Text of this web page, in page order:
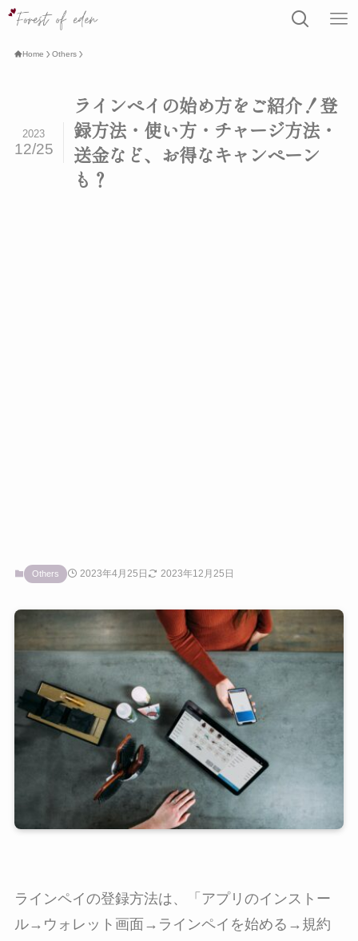
Home Others
ラインペイの始め方をご紹介！登
録方法・使い方・チャージ方法・
送金など、お得なキャンペーン
も？
2023
12/25
Others 2023年4月25日 2023年12月25日
ラインペイの登録方法は、 「 アプリのインストー
ル→ウォレット画面→ラインペイを始める→規約